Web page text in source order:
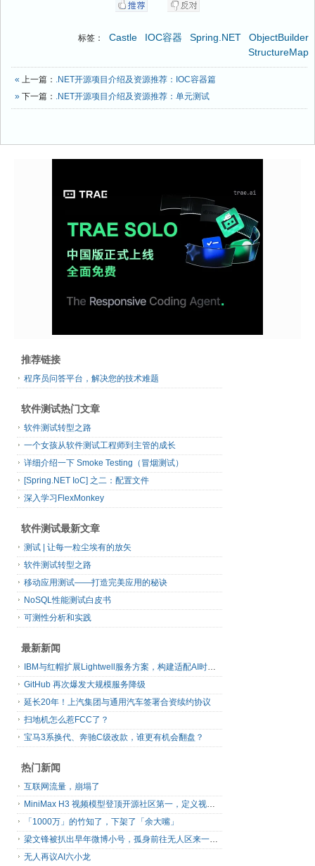
标签： Castle IOC容器 Spring.NET
ObjectBuilder
StructureMap
« 上一篇： .NET开源项目介绍及资源推荐：IOC容器篇
» 下一篇： .NET开源项目介绍及资源推荐：单元测试
推荐链接
程序员问答平台，解决您的技术难题
软件测试热门文章
软件测试转型之路
一个女孩从软件测试工程师到主管的成长
详细介绍一下 Smoke Testing（冒烟测试）
[Spring.NET IoC] 之二：配置文件
深入学习Flex​Monkey
软件测试最新文章
测试 | 让每一粒尘埃有的放矢
软件测试转型之路
移动应用测试——打造完美应用的秘诀
NoSQL性能测试白皮书
可测性分析和实践
最新新闻
IBM与红帽扩展Lightwell服务方案，构建适配AI时代开源生态的可信基础设施
GitHub 再次爆发大规模服务降级
延长20年！上汽集团与通用汽车签署合资续约协议
扫地机怎么惹FCC了？
宝马3系换代、奔驰C级改款，谁更有机会翻盘？
热门新闻
互联网流量，崩塌了
MiniMax H3 视频模型登顶开源社区第一，定义视频模型领域“斩杀线”
「1000万」的竹知了，下架了「余大嘴」
梁文锋被扒出早年微博小号，孤身前往无人区来一场相当 deep 的 seek 旅行
无人再议AI六小龙